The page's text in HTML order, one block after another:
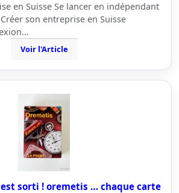
en Suisse Se lancer en indépendant
son entreprise en Suisse
Voir l'Article
sorti ! oremetis … chaque carte